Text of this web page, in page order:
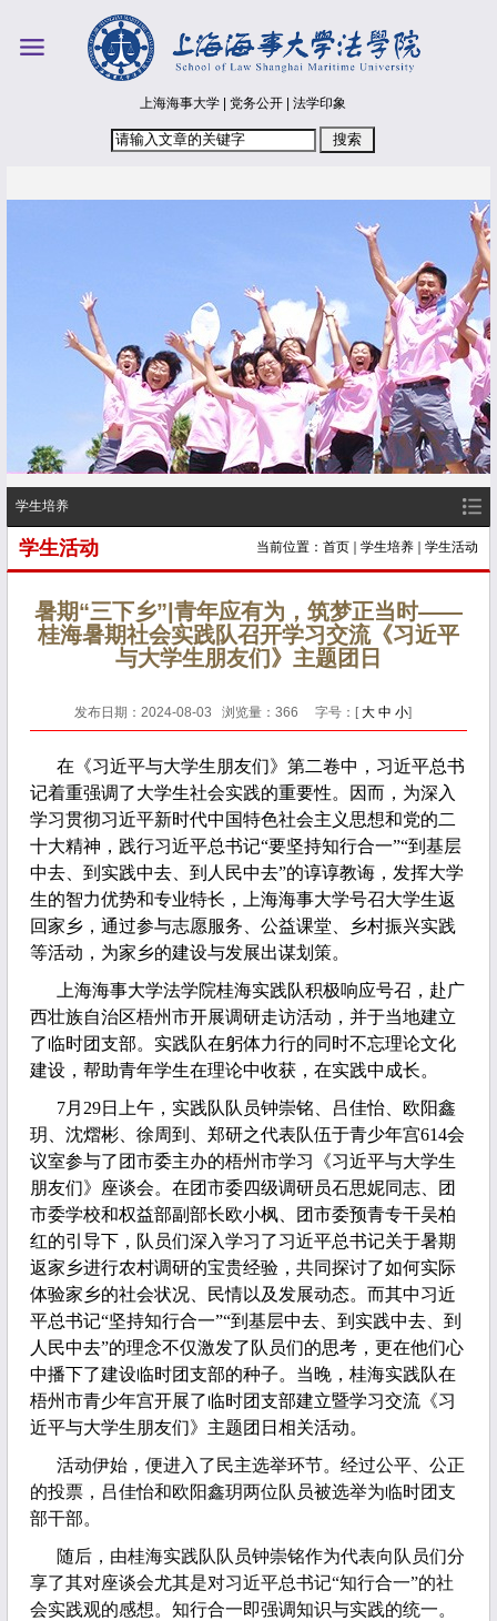
上海海事大学 党务公开 法学印象
学生培养
当前位置： 首页 学生培养 学生活动
学生活动
暑期“三下乡”|青年应有为，筑梦正当时——
桂海暑期社会实践队召开学习交流《习近平
与大学生朋友们》主题团日
发布日期：2024-08-03 浏览量： 366 字号：[大 中 小]
在《习近平与大学生朋友们》第二卷中，习近平总书
记着重强调了大学生社会实践的重要性。因而，为深入
学习贯彻习近平新时代中国特色社会主义思想和党的二
十大精神，践行习近平总书记“要坚持知行合一”“到基层
中去、到实践中去、到人民中去”的谆谆教诲，发挥大学
生的智力优势和专业特长，上海海事大学号召大学生返
回家乡，通过参与志愿服务、公益课堂、乡村振兴实践
等活动，为家乡的建设与发展出谋划策。
上海海事大学法学院桂海实践队积极响应号召，赴广
西壮族自治区梧州市开展调研走访活动，并于当地建立
了临时团支部。实践队在躬体力行的同时不忘理论文化
建设，帮助青年学生在理论中收获，在实践中成长。
7月29日上午，实践队队员钟崇铭、吕佳怡、欧阳鑫
玥、沈熠彬、徐周到、郑研之代表队伍于青少年宫614会
议室参与了团市委主办的梧州市学习《习近平与大学生
朋友们》座谈会。在团市委四级调研员石思妮同志、团
市委学校和权益部副部长欧小枫、团市委预青专干吴柏
红的引导下，队员们深入学习了习近平总书记关于暑期
返家乡进行农村调研的宝贵经验，共同探讨了如何实际
体验家乡的社会状况、民情以及发展动态。而其中习近
平总书记“坚持知行合一”“到基层中去、到实践中去、到
人民中去”的理念不仅激发了队员们的思考，更在他们心
中播下了建设临时团支部的种子。当晚，桂海实践队在
梧州市青少年宫开展了临时团支部建立暨学习交流《习
近平与大学生朋友们》主题团日相关活动。
活动伊始，便进入了民主选举环节。经过公平、公正
的投票，吕佳怡和欧阳鑫玥两位队员被选举为临时团支
部干部。
随后，由桂海实践队队员钟崇铭作为代表向队员们分
享了其对座谈会尤其是对习近平总书记“知行合一”的社
会实践观的感想。知行合一即强调知识与实践的统一。